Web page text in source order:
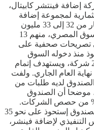
إضافة فينتشر كابيتال،
لمجموعة إضافة
السعودية، عن إستهداف الصندوق إستثمار من 32 إلى 33 مليون
دولار خلال الثلاث سنوات القادمة في السوق المصري، منهم 13
2025. وأضاف في تصريحات صحفية على
منذ دخوله السوق
المصري في شهر أكتوبر الماضي على 21 شركة، ويستهدف إتمام
10 و12 شركة قبل نهاية العام الجاري. ولفت
الصندوق لديه طلبات من
موضحا أن الصندوق
على نسب تتراوح بين 10% و45% من حصص الشركات.
وعن السوق السعودي، أوضح علي، أن الصندوق إستحوذ على نحو 35
لإضافة فينشر،